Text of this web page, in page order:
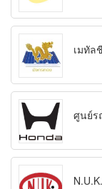
เมทัล
ศูนย์ร